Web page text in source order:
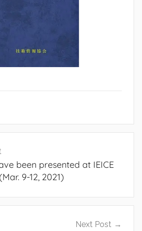
been presented at IEICE
9-12, 2021)
Next Post